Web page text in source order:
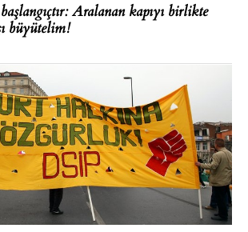
Aralanan kapıyı birlikte
büyütelim!